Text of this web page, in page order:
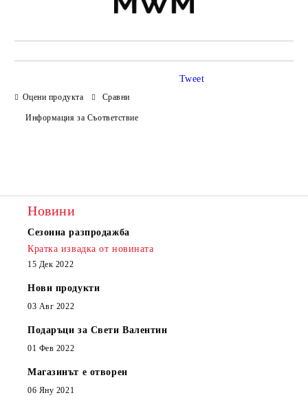
Оцени продукта Сравни
Информация за Съответствие
Tweet
Новини
Сезонна разпродажба
Кратка извадка от новината
15 Дек 2022
Нови продукти
03 Авг 2022
Подаръци за Свети Валентин
01 Фев 2022
Магазинът е отворен
06 Яну 2021